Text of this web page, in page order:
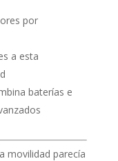
por
a esta
baterías e
movilidad parecía